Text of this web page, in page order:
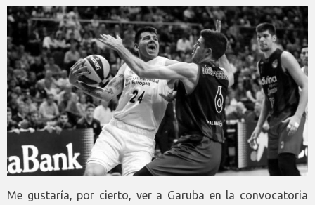
Me gustaría, por cierto, ver a Garuba en la convocatoria